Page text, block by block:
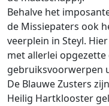
Behalve het
de Missiepaters ook
veerplein in Steyl.
met allerlei
gebruiksvoorwerpen
De Blauwe Zusters
Heilig Hartklooster